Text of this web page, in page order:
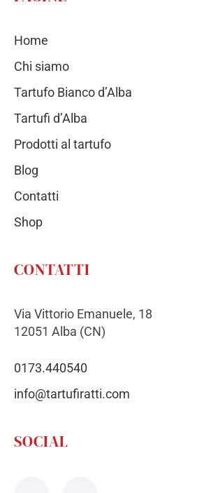
Home
Chi siamo
Tartufo Bianco d’Alba
Tartufi d’Alba
Prodotti al tartufo
Blog
Contatti
Shop
CONTATTI
Via Vittorio Emanuele, 18
12051 Alba (CN)
0173.440540
info@tartufiratti.com
SOCIAL